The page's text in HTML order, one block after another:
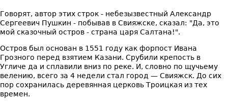
Говорят, автор этих строк - небезызвестный Александр
Сергеевич Пушкин - побывав в Свияжске, сказал: "Да, это
мой сказочный остров - страна царя Салтана!".
Остров был основан в 1551 году как форпост Ивана
Грозного перед взятием Казани. Срубили крепость в
Угличе да и сплавили вниз по реке. И, словно по щучьему
велению, всего за 4 недели стал город — Свияжск. До сих
пор сохранилась деревянная церковь Троицкая из тех
времен.